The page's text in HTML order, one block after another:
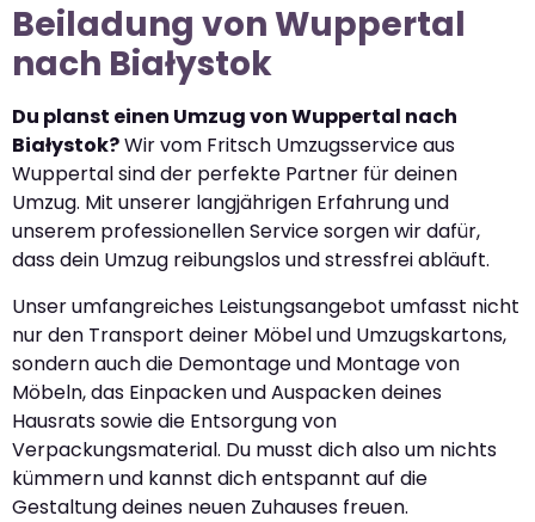
Beiladung von Wuppertal
nach Białystok
Du planst einen Umzug von Wuppertal nach
Białystok?Wir vom Fritsch Umzugsservice aus
Wuppertal sind der perfekte Partner für deinen
Umzug. Mit unserer langjährigen Erfahrung und
unserem professionellen Service sorgen wir dafür,
dass dein Umzug reibungslos und stressfrei abläuft.
Unser umfangreiches Leistungsangebot umfasst nicht
nur den Transport deiner Möbel und Umzugskartons,
sondern auch die Demontage und Montage von
Möbeln, das Einpacken und Auspacken deines
Hausrats sowie die Entsorgung von
Verpackungsmaterial. Du musst dich also um nichts
kümmern und kannst dich entspannt auf die
Gestaltung deines neuen Zuhauses freuen.